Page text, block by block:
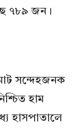
৭৮৯ জন।
সন্দেহজনক
হাম
হাসপাতালে